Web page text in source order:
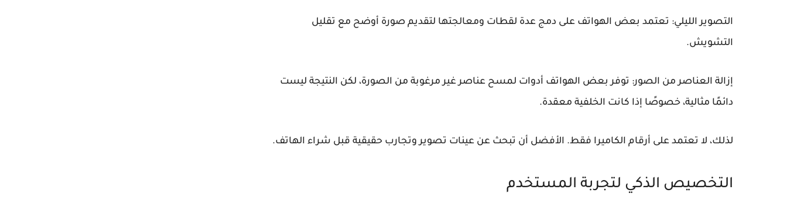
التصوير الليلي: تعتمد بعض الهواتف على دمج عدة لقطات ومعالجتها لتقديم صورة أوضح مع تقليل
التشويش.
إزالة العناصر من الصور: توفر بعض الهواتف أدوات لمسح عناصر غير مرغوبة من الصورة، لكن النتيجة ليست
دائمًا مثالية، خصوصًا إذا كانت الخلفية معقدة.
لذلك، لا تعتمد على أرقام الكاميرا فقط. الأفضل أن تبحث عن عينات تصوير وتجارب حقيقية قبل شراء الهاتف.
التخصيص الذكي لتجربة المستخدم